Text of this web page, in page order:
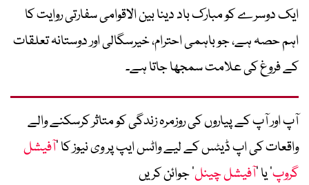
ایک دوسرے کو مبارک باد دینا بین الاقوامی سفارتی روایت کا
اہم حصہ ہے، جو باہمی احترام، خیرسگالی اور دوستانہ تعلقات
کے فروغ کی علامت سمجھا جاتا ہے۔
آپ اور آپ کے پیاروں کی روزمرہ زندگی کو متاثر کرسکنے والے
واقعات کی اپ ڈیٹس کے لیے واٹس ایپ پر وی نیوز کا ’آفیشل
گروپ‘ یا ’آفیشل چینل‘ جوائن کریں